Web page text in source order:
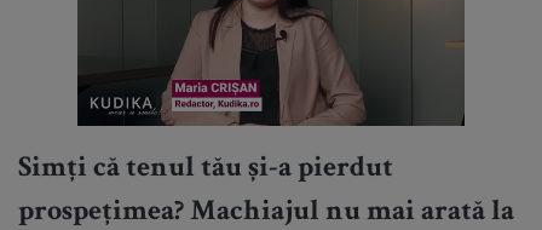
Simți că tenul tău și-a pierdut
prospețimea? Machiajul nu mai arată la